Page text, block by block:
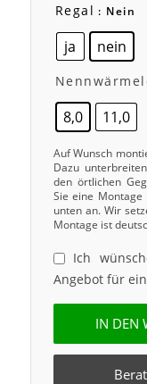
Regal : Nein
ja nein
8,0 11,0
Auf Wunsch
Dazu
den örtlichen
Sie eine Montage
unten an. Wir
Montage ist
Ich
Angebot für
IN DEN